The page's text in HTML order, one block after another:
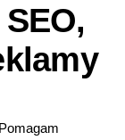
Pomagam